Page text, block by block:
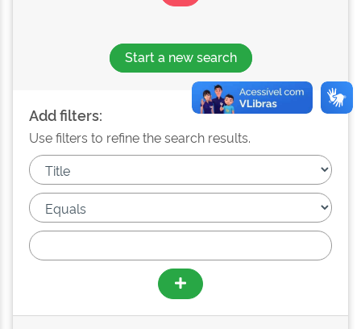
Start a new search
Add filters:
Use filters to refine the search results.